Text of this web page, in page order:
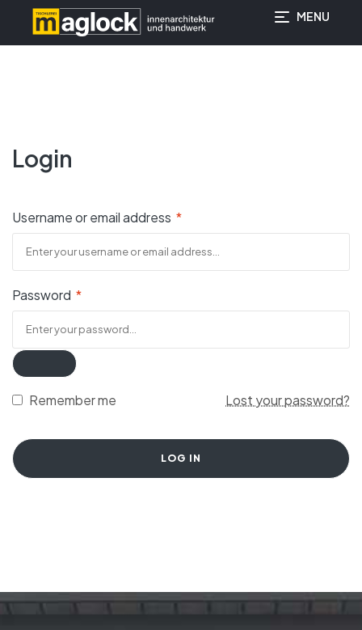
springen
MENU
Login
Username or email address *
Password *
Remember me Lost your password?
LOG IN